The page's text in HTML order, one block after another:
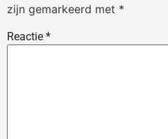
zijn gemarkeerd met *
Reactie *